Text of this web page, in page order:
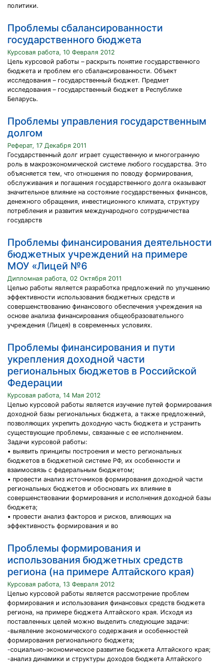
политики.
Проблемы сбалансированности
государственного бюджета
Курсовая работа, 10 Февраля 2012
Цель курсовой работы – раскрыть понятие государственного
бюджета и проблем его сбалансированности. Объект
исследования – государственный бюджет. Предмет
исследования – государственный бюджет в Республике
Беларусь.
Проблемы управления государственным
долгом
Реферат, 17 Декабря 2011
Государственный долг играет существенную и многогранную
роль в макроэкономической системе любого государства. Это
объясняется тем, что отношения по поводу формирования,
обслуживания и погашения государственного долга оказывают
значительное влияние на состояние государственных финансов,
денежного обращения, инвестиционного климата, структуру
потребления и развития международного сотрудничества
государств
Проблемы финансирования деятельности
бюджетных учреждений на примере
МОУ «Лицей №6
Дипломная работа, 02 Октября 2011
Целью работы является разработка предложений по улучшению
эффективности использования бюджетных средств и
совершенствованию финансового обеспечения учреждения на
основе анализа финансирования общеобразовательного
учреждения (Лицея) в современных условиях.
Проблемы финансирования и пути
укрепления доходной части
региональных бюджетов в Российской
Федерации
Курсовая работа, 14 Мая 2012
Целью курсовой работы является изучение путей формирования
доходной базы региональных бюджета, а также предложений,
позволяющих укрепить доходную часть бюджета и устранить
существующие проблемы, связанные с ее исполнением.
Задачи курсовой работы:
• выявить принципы построения и место региональных
бюджетов в бюджетной системе РФ, их особенности и
взаимосвязь с федеральным бюджетом;
• провести анализ источников формирования доходной части
региональных бюджетов и обосновать их влияние в
совершенствовании формирования и исполнения доходной базы
бюджета;
• провести анализ факторов и рисков, влияющих на
эффективность формирования и во
Проблемы формирования и
использования бюджетных средств
региона (на примере Алтайского края)
Курсовая работа, 13 Февраля 2012
Целью курсовой работы является рассмотрение проблем
формирования и использования финансовых средств бюджета
региона, на примере бюджета Алтайского края. Исходя из
поставленных целей можно выделить следующие задачи:
-выявление экономического содержания и особенностей
формирования регионального бюджета;
-социально-экономическое развитие бюджета Алтайского края;
-анализ динамики и структуры доходов бюджета Алтайского